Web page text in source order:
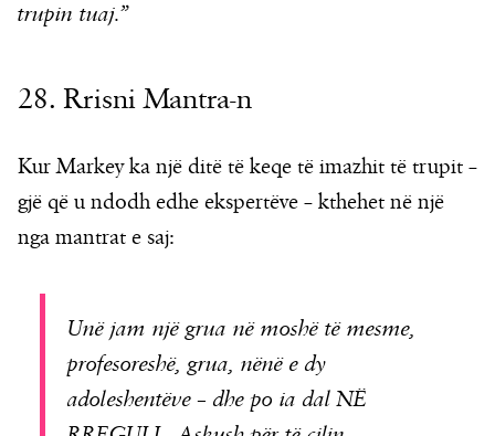
trupin tuaj.”
28. Rrisni Mantra-n
Kur Markey ka një ditë të keqe të imazhit të trupit –
gjë që u ndodh edhe ekspertëve – kthehet në një
nga mantrat e saj:
Unë jam një grua në moshë të mesme,
profesoreshë, grua, nënë e dy
adoleshentëve – dhe po ia dal NË